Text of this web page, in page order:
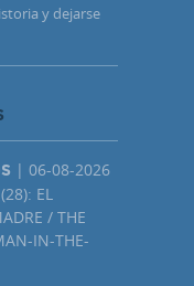
y dejarse
| 06-08-2026
EL
/ THE
IN-THE-